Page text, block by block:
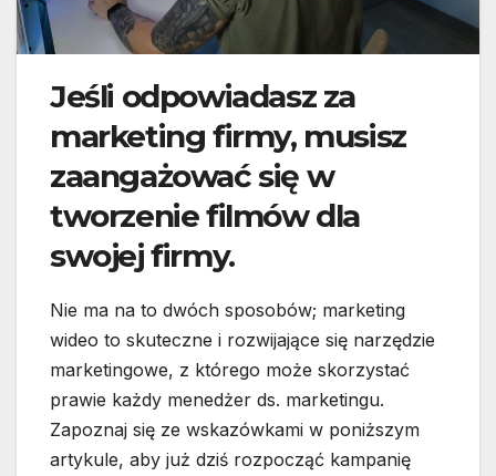
Jeśli odpowiadasz za
marketing firmy, musisz
zaangażować się w
tworzenie filmów dla
swojej firmy.
Nie ma na to dwóch sposobów; marketing
wideo to skuteczne i rozwijające się narzędzie
marketingowe, z którego może skorzystać
prawie każdy menedżer ds. marketingu.
Zapoznaj się ze wskazówkami w poniższym
artykule, aby już dziś rozpocząć kampanię